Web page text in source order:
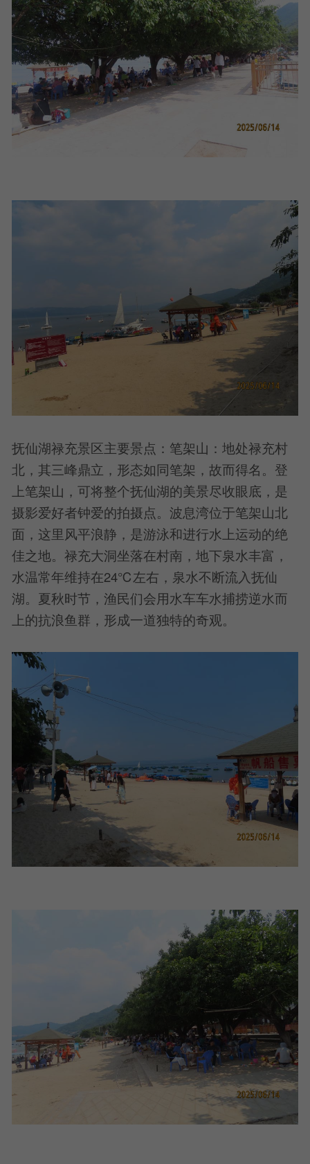
抚仙湖禄充景区主要景点：笔架山：地处禄充村
北，其三峰鼎立，形态如同笔架，故而得名。登
上笔架山，可将整个抚仙湖的美景尽收眼底，是
摄影爱好者钟爱的拍摄点。波息湾位于笔架山北
面，这里风平浪静，是游泳和进行水上运动的绝
佳之地。禄充大洞坐落在村南，地下泉水丰富，
水温常年维持在24℃左右，泉水不断流入抚仙
湖。夏秋时节，渔民们会用水车车水捕捞逆水而
上的抗浪鱼群，形成一道独特的奇观。